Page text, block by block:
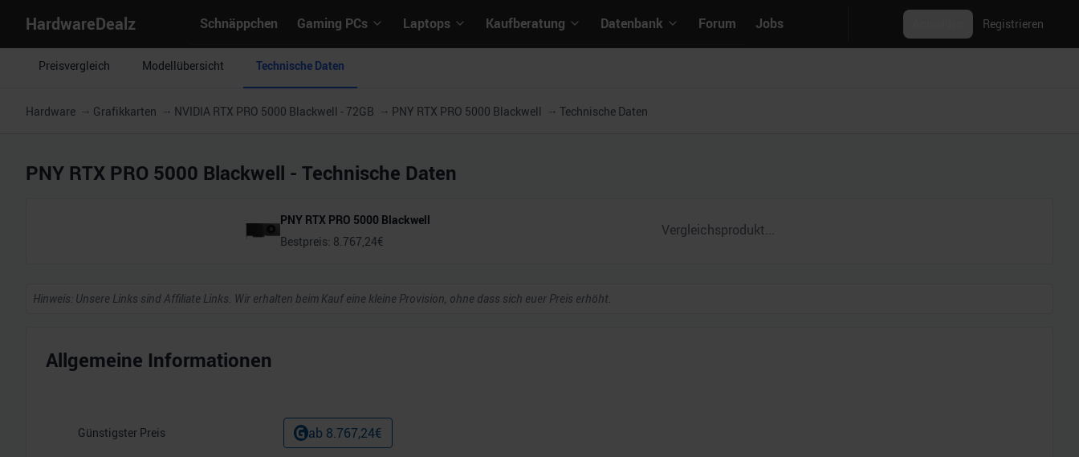
HardwareDealz Schnäppchen Gaming PCs Laptops Kaufberatung Datenbank Forum Jobs Registrieren
Preisvergleich Modellübersicht Technische Daten
Hardware Grafikkarten NVIDIA RTX PRO 5000 Blackwell - 72GB PNY RTX PRO 5000 Blackwell Technische Daten
PNY RTX PRO 5000 Blackwell - Technische Daten
PNY RTX PRO 5000 Blackwell
Bestpreis: 8.767,24€
Hinweis: Unsere Links sind Affiliate Links. Wir erhalten beim Kauf eine kleine Provision, ohne dass sich euer Preis erhöht.
Allgemeine Informationen
Günstigster Preis ab 8.767,24€